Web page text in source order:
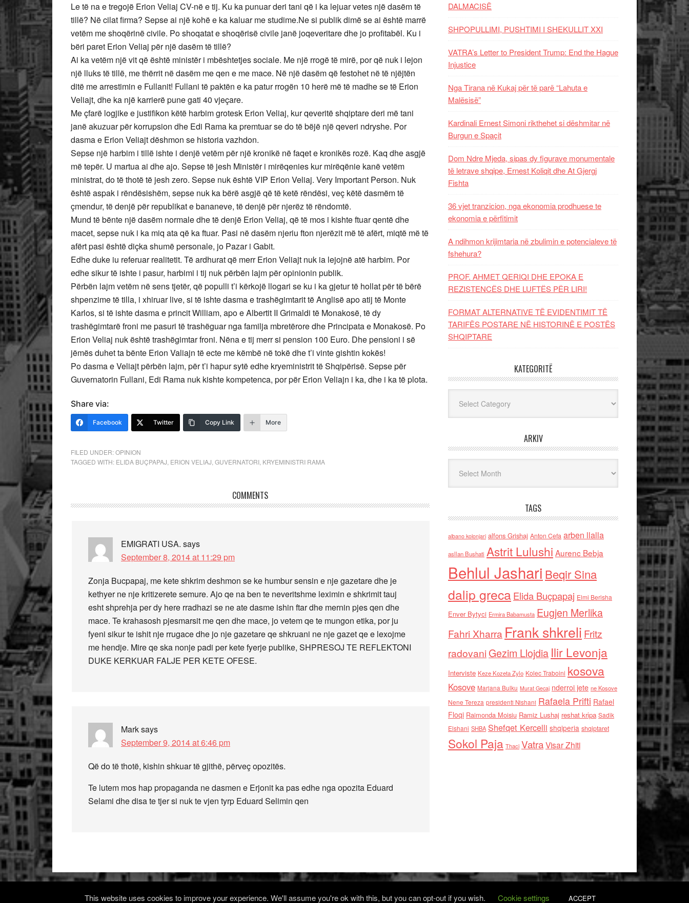
Le të na e tregojë Erion Veliaj CV-në e tij. Ku ka punuar deri tani që i ka lejuar vetes një dasëm të
tillë? Në cilat firma? Sepse ai një kohë e ka kaluar me studime.Ne si publik dimë se ai është marrë
vetëm me shoqërinë civile. Po shoqatat e shoqërisë civile janë joqeveritare dhe jo profitabël. Ku i
bëri paret Erion Veliaj për një dasëm të tillë?
Ai ka vetëm një vit që është ministër i mbështetjes sociale. Me një rrogë të mirë, por që nuk i lejon
një lluks të tillë, me thërrit në dasëm me qen e me mace. Në një dasëm që festohet në të njëjtën
ditë me arrestimin e Fullanit! Fullani të paktën e ka patur rrogën 10 herë më të madhe se të Erion
Veliajt, dhe ka një karrierë pune gati 40 vjeçare.
Me çfarë logjike e justifikon këtë harbim grotesk Erion Veliaj, kur qeveritë shqiptare deri më tani
janë akuzuar për korrupsion dhe Edi Rama ka premtuar se do të bëjë një qeveri ndryshe. Por
dasma e Erion Veliajt dëshmon se historia vazhdon.
Sepse një harbim i tillë ishte i denjë vetëm për një kronikë në faqet e kronikës rozë. Kaq dhe asgjë
më tepër. U martua ai dhe ajo. Sepse të jesh Ministër i mirëqenies kur mirëqënie kanë vetëm
ministrat, do të thotë të jesh zero. Sepse nuk është VIP Erion Veliaj. Very Important Person. Nuk
është aspak i rëndësishëm, sepse nuk ka bërë asgjë që të ketë rëndësi, veç këtë dasmëm të
çmendur, të denjë për republikat e bananeve, të denjë për njerëz të rëndomtë.
Mund të bënte një dasëm normale dhe të denjë Erion Veliaj, që të mos i kishte ftuar qentë dhe
macet, sepse nuk i ka miq ata që ka ftuar. Pasi në dasëm njeriu fton njerëzit më të afërt, miqtë më të
afërt pasi është diçka shumë personale, jo Pazar i Gabit.
Edhe duke iu referuar realitetit. Të ardhurat që merr Erion Veliajt nuk ia lejojnë atë harbim. Por
edhe sikur të ishte i pasur, harbimi i tij nuk përbën lajm për opinionin publik.
Përbën lajm vetëm në sens tjetër, që populli t’i kërkojë llogari se ku i ka gjetur të hollat për të bërë
shpenzime të tilla, i xhiruar live, si të ishte dasma e trashëgimtarit të Anglisë apo atij të Monte
Karlos, si të ishte dasma e princit William, apo e Albertit II Grimaldi të Monakosë, të dy
trashëgimtarë froni me pasuri të trashëguar nga familja mbretërore dhe Principata e Monakosë. Po
Erion Veliaj nuk është trashëgimtar froni. Nëna e tij merr si pension 100 Euro. Dhe pensioni i së
jëmës duhet ta bënte Erion Valiajn të ecte me këmbë në tokë dhe t’i vinte gishtin kokës!
Po dasma e Veliajt përbën lajm, për t’i hapur sytë edhe kryeministrit të Shqipërisë. Sepse për
Guvernatorin Fullani, Edi Rama nuk kishte kompetenca, por për Erion Veliajn i ka, dhe i ka të plota.
Share via:
Facebook Twitter Copy Link More
FILED UNDER:OPINION
TAGGED WITH: ELIDA BUÇPAPAJ ERION VELIAJ GUVERNATORI KRYEMINISTRI RAMA
COMMENTS
EMIGRATI USA. says
September 8, 2014 at 11:29 pm
Zonja Bucpapaj, me kete shkrim deshmon se ke humbur sensin e nje gazetare dhe je
kethyer ne nje kritizerete semure. Ajo qe na ben te neveritshme leximin e shkrimit tauj
esht shprehja per dy here rradhazi se ne ate dasme ishin ftar dhe mernin pjes qen dhe
mace. Te krahasosh pjesmarsit me qen dhe mace, jo vetem qe te mungon etika, por ju
fyeni sikur te ishit nje rrugace dhe jo nje gazetare qe shkruani ne nje gazet qe e lexojme
me hendje. Mire qe ska nonje padi per kete fyerje publike, SHPRESOJ TE REFLEKTONI
DUKE KERKUAR FALJE PER KETE OFESE.
Marksays
September 9, 2014 at 6:46 pm
Që do të thotë, kishin shkuar të gjithë, përveç opozitës.
Te lutem mos hap propaganda ne dasmen e Erjonit ka pas edhe nga opozita Eduard
Selami dhe disa te tjer si nuk te vjen tyrp Eduard Selimin qen
DALMACISË
SHPOPULLIMI, PUSHTIMI I SHEKULLIT XXI
VATRA’s Letter to President Trump: End the Hague
Injustice
Nga Tirana në Kukaj për të parë “Lahuta e
Malësisë”
Kardinali Ernest Simoni rikthehet si dëshmitar në
Burgun e Spaçit
Dom Ndre Mjeda, sipas dy figurave monumentale
të letrave shqipe, Ernest Koliqit dhe At Gjergj
Fishta
36 vjet tranzicion, nga ekonomia prodhuese te
ekonomia e përfitimit
A ndihmon krijimtaria në zbulimin e potencialeve të
fshehura?
PROF. AHMET QERIQI DHE EPOKA E
REZISTENCЁS DHE LUFTЁS PЁR LIRI!
FORMAT ALTERNATIVE TË EVIDENTIMIT TË
TARIFËS POSTARE NË HISTORINË E POSTËS
SHQIPTARE
KATEGORITË
ARKIV
TAGS
albano kolonjari alfons Grishaj Anton Cefa arben llalla
asllan Bushati Astrit Lulushi Aurenc Bebja
Behlul Jashari Beqir Sina
dalip grecaElida Buçpapaj Elmi Berisha
Enver Bytyci Ermira Babamusta Eugjen Merlika
Fahri Xharra Frank shkreli Fritz
radovaniGezim Llojdia Ilir Levonja
Interviste Keze Kozeta Zylo Kolec Traboini kosova
Kosove Marjana Bulku Murat Gecaj nderroi jete ne Kosove
Nene Tereza presidenti Nishani Rafaela Prifti Rafael
Floqi Raimonda Moisiu Ramiz Lushaj reshat kripa Sadik
Elshani SHBA Shefqet Kercelli shqiperia shqiptaret
Sokol Paja Thaci VatraVisar Zhiti
This website uses cookies to improve your experience. We'll assume you're ok with this, but you can opt-out if you wish. Cookie settings ACCEPT